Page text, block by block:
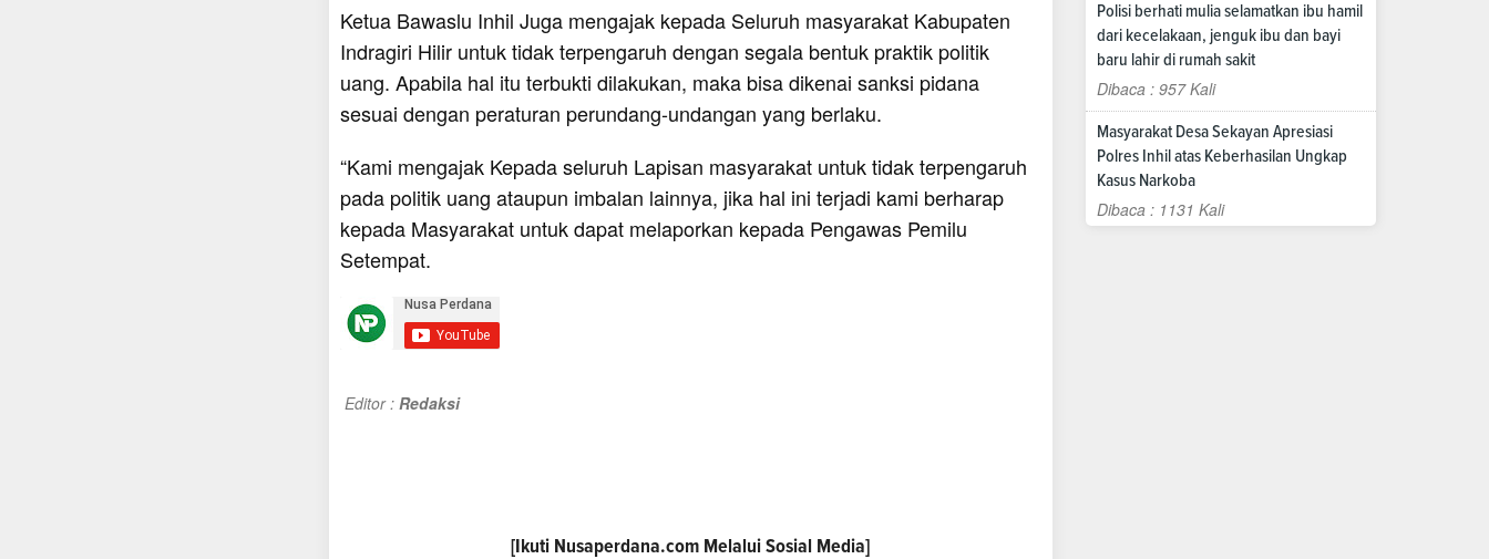
Ketua Bawaslu Inhil Juga mengajak kepada Seluruh masyarakat Kabupaten
Indragiri Hilir untuk tidak terpengaruh dengan segala bentuk praktik politik
uang. Apabila hal itu terbukti dilakukan, maka bisa dikenai sanksi pidana
sesuai dengan peraturan perundang-undangan yang berlaku.
“Kami mengajak Kepada seluruh Lapisan masyarakat untuk tidak terpengaruh
pada politik uang ataupun imbalan lainnya, jika hal ini terjadi kami berharap
kepada Masyarakat untuk dapat melaporkan kepada Pengawas Pemilu
Setempat.
Editor : Redaksi
[Ikuti Nusaperdana.com Melalui Sosial Media]
Polisi berhati mulia selamatkan ibu hamil
dari kecelakaan, jenguk ibu dan bayi
baru lahir di rumah sakit
Dibaca : 957 Kali
Masyarakat Desa Sekayan Apresiasi
Polres Inhil atas Keberhasilan Ungkap
Kasus Narkoba
Dibaca : 1131 Kali